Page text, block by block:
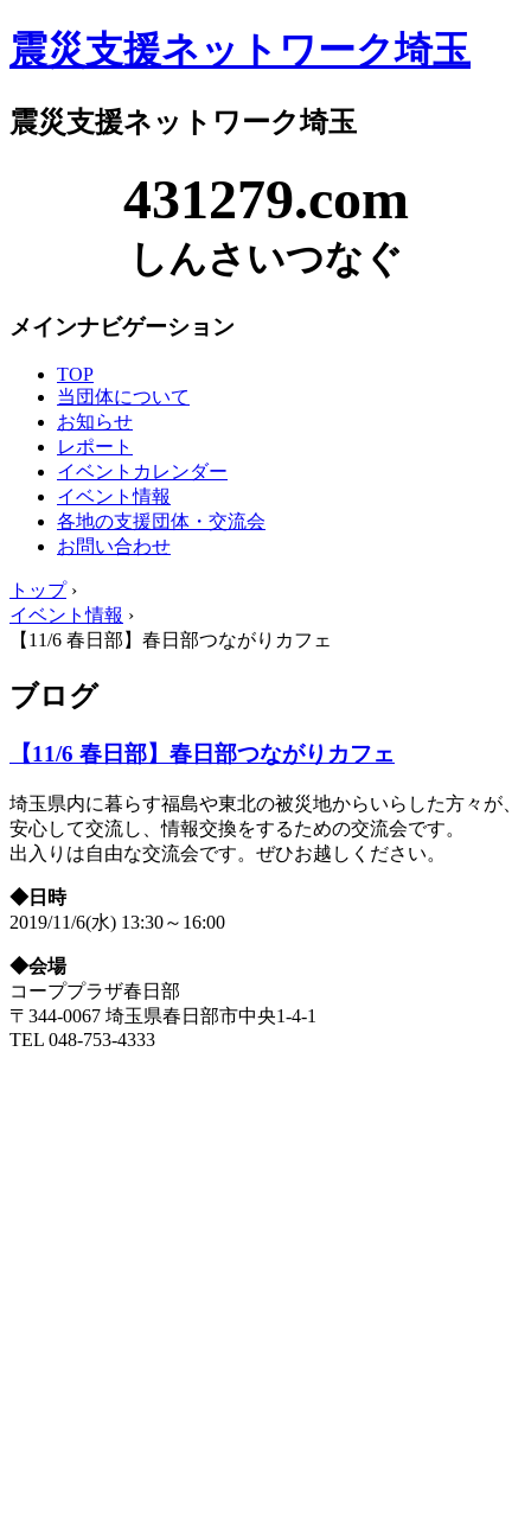
震災支援ネットワーク埼玉
震災支援ネットワーク埼玉
431279.com
しんさいつなぐ
メインナビゲーション
TOP
当団体について
お知らせ
レポート
イベントカレンダー
イベント情報
各地の支援団体・交流会
お問い合わせ
トップ ›
イベント情報 ›
【11/6 春日部】春日部つながりカフェ
ブログ
【11/6 春日部】春日部つながりカフェ
埼玉県内に暮らす福島や東北の被災地からいらした方々が、
安心して交流し、情報交換をするための交流会です。
出入りは自由な交流会です。ぜひお越しください。
◆日時
2019/11/6(水) 13:30～16:00
◆会場
コーププラザ春日部
〒344-0067 埼玉県春日部市中央1-4-1
TEL 048-753-4333